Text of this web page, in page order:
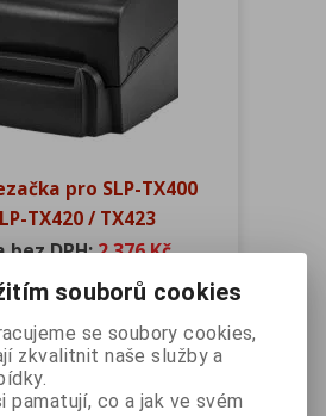
pro SLP-TX400
TX420 / TX423
bez DPH:2 376 Kč
košíku
souborů cookies
se soubory cookies,
zkvalitnit naše služby a
pamatují, co a jak ve svém